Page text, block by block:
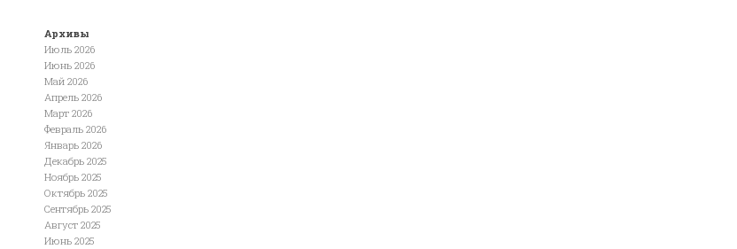
Архивы
Июль 2026
Июнь 2026
Май 2026
Апрель 2026
Март 2026
Февраль 2026
Январь 2026
Декабрь 2025
Ноябрь 2025
Октябрь 2025
Сентябрь 2025
Август 2025
Июнь 2025